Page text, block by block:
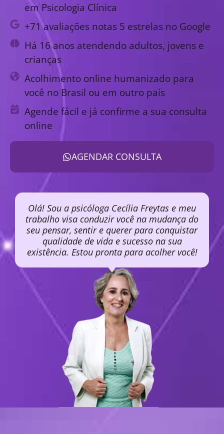
em Psicologia Clínica
+71 avaliações notas 5 estrelas no Google
Há 16 anos atendendo adultos, jovens e
crianças
Acolhimento online humanizado para
você no Brasil ou em outro país
Agende fácil e já confirme a sua consulta
online
AGENDAR CONSULTA
Olá! Sou a psicóloga Cecília Freytas e meu
trabalho visa conduzir você na mudança do
seu pensar, sentir e querer para conquistar
qualidade de vida e sucesso na sua
existência. Estou pronta para acolher você!